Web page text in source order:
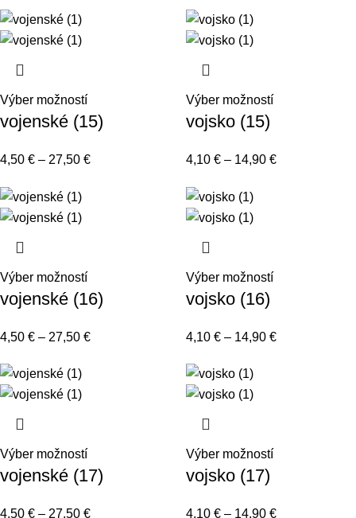
Výber možností
vojenské (15)
4,50 € – 27,50 €
Výber možností
vojsko (15)
4,10 € – 14,90 €
Výber možností
vojenské (16)
4,50 € – 27,50 €
Výber možností
vojsko (16)
4,10 € – 14,90 €
Výber možností
vojenské (17)
4,50 € – 27,50 €
Výber možností
vojsko (17)
4,10 € – 14,90 €